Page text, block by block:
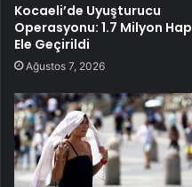
Kocaeli’de Uyuşturucu
Operasyonu: 1.7 Milyon Hap
Ele Geçirildi
Ağustos 7, 2026